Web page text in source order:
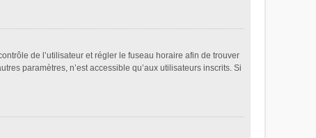
de l’utilisateur et régler le fuseau horaire afin de trouver
paramètres, n’est accessible qu’aux utilisateurs inscrits. Si